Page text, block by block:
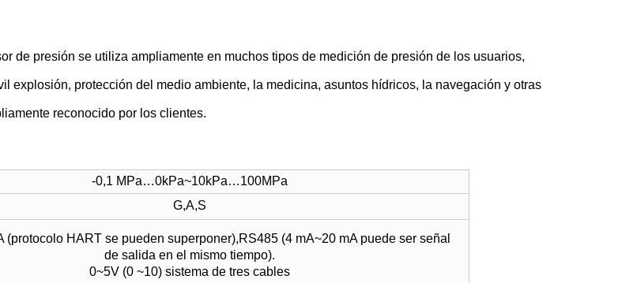
de presión se utiliza ampliamente en muchos tipos de medición de presión de los usuarios,
explosión, protección del medio ambiente, la medicina, asuntos hídricos, la navegación y otras
reconocido por los clientes.
-0,1 MPa…0kPa~10kPa…100MPa
G,A,S
(protocolo HART se pueden superponer),RS485 (4 mA~20 mA puede ser señal
de salida en el mismo tiempo).
0~5V (0 ~10) sistema de tres cables